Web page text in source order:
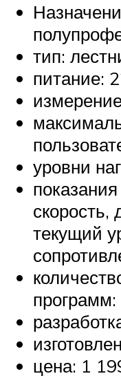
тип:
питание:
уровни
скорость,
текущий
программ:
цена: 1